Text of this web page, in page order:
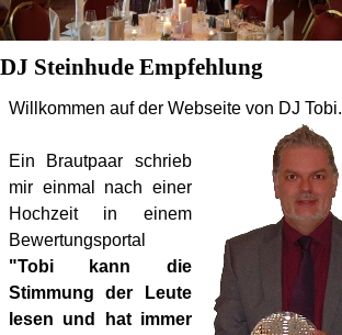
DJ Steinhude Empfehlung
Willkommen auf der Webseite von DJ Tobi.
Ein Brautpaar schrieb
mir einmal nach einer
Hochzeit in einem
Bewertungsportal
"Tobi kann die
Stimmung der Leute
lesen und hat immer